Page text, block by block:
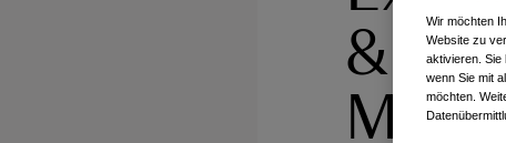
&
Wir möchten
Website zu
aktivieren. Sie
wenn Sie mit
möchten.